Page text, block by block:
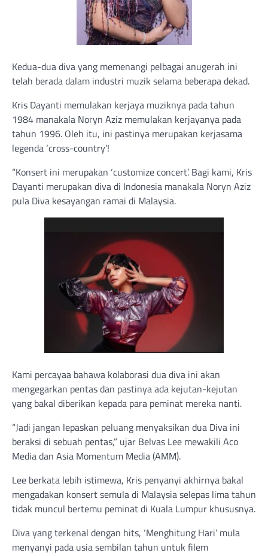
Kedua-dua diva yang memenangi pelbagai anugerah ini
telah berada dalam industri muzik selama beberapa dekad.
Kris Dayanti memulakan kerjaya muziknya pada tahun
1984 manakala Noryn Aziz memulakan kerjayanya pada
tahun 1996. Oleh itu, ini pastinya merupakan kerjasama
legenda ‘cross-country’!
“Konsert ini merupakan ‘customize concert’. Bagi kami, Kris
Dayanti merupakan diva di Indonesia manakala Noryn Aziz
pula Diva kesayangan ramai di Malaysia.
Kami percayaa bahawa kolaborasi dua diva ini akan
mengegarkan pentas dan pastinya ada kejutan-kejutan
yang bakal diberikan kepada para peminat mereka nanti.
“Jadi jangan lepaskan peluang menyaksikan dua Diva ini
beraksi di sebuah pentas,” ujar Belvas Lee mewakili Aco
Media dan Asia Momentum Media (AMM).
Lee berkata lebih istimewa, Kris penyanyi akhirnya bakal
mengadakan konsert semula di Malaysia selepas lima tahun
tidak muncul bertemu peminat di Kuala Lumpur khususnya.
Diva yang terkenal dengan hits, ‘Menghitung Hari’ mula
menyanyi pada usia sembilan tahun untuk filem